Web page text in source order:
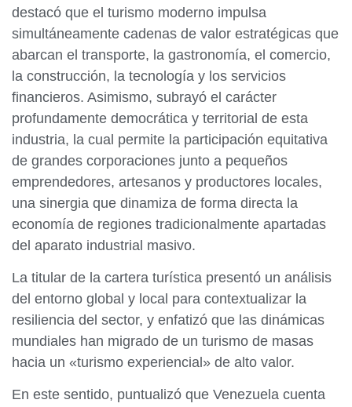
destacó que el turismo moderno impulsa
simultáneamente cadenas de valor estratégicas que
abarcan el transporte, la gastronomía, el comercio,
la construcción, la tecnología y los servicios
financieros. Asimismo, subrayó el carácter
profundamente democrática y territorial de esta
industria, la cual permite la participación equitativa
de grandes corporaciones junto a pequeños
emprendedores, artesanos y productores locales,
una sinergia que dinamiza de forma directa la
economía de regiones tradicionalmente apartadas
del aparato industrial masivo.
La titular de la cartera turística presentó un análisis
del entorno global y local para contextualizar la
resiliencia del sector, y enfatizó que las dinámicas
mundiales han migrado de un turismo de masas
hacia un «turismo experiencial» de alto valor.
En este sentido, puntualizó que Venezuela cuenta